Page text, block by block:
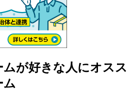
が好きな人にオスス
ム